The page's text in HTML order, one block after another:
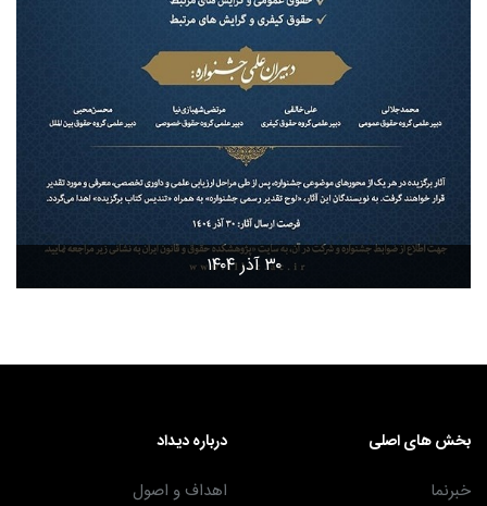
۳۰ آذر ۱۴۰۴
بخش های اصلی
خبرنما
درباره دیداد
اهداف و اصول